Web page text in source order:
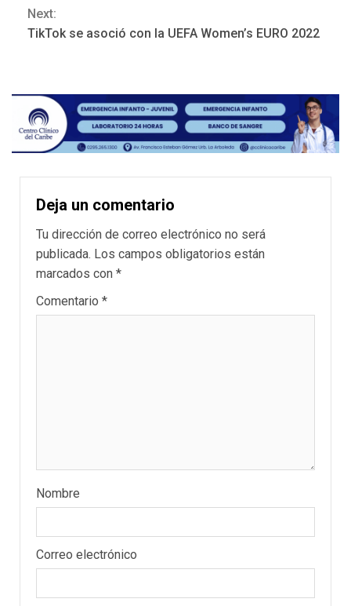
Next:
TikTok se asoció con la UEFA Women’s EURO 2022
Deja un comentario
Tu dirección de correo electrónico no será
publicada. Los campos obligatorios están
marcados con *
Comentario *
Nombre
Correo electrónico